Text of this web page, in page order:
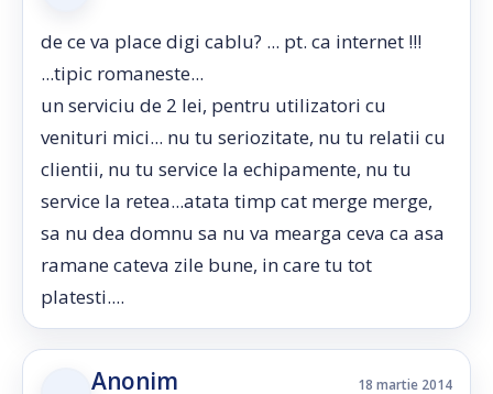
de ce va place digi cablu? ... pt. ca internet !!!
...tipic romaneste...
un serviciu de 2 lei, pentru utilizatori cu
venituri mici... nu tu seriozitate, nu tu relatii cu
clientii, nu tu service la echipamente, nu tu
service la retea...atata timp cat merge merge,
sa nu dea domnu sa nu va mearga ceva ca asa
ramane cateva zile bune, in care tu tot
platesti....
Anonim 18 martie 2014